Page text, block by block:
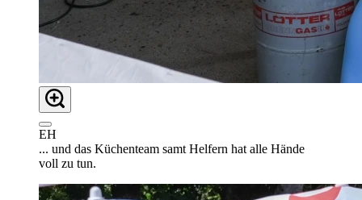
EH
... und das Küchenteam samt Helfern hat alle Hände
voll zu tun.